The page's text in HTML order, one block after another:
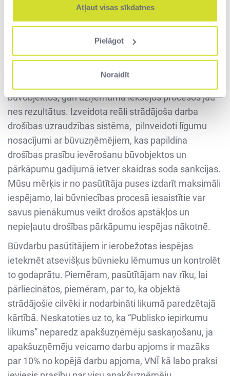
Atļaut visas sīkdatnes
Pielāgot
Noraidīt
darbiniekus un būvuzņēmējus izglītojošus
pasākumus, tai skaitā sadarbībā ar Valsts darba
projektu īstenošanas posmos.
būvobjektos, gan uzņēmuma iekšējos procesos jau
nes rezultātus. Izveidota reāli strādājoša darba
drošības uzraudzības sistēma, pilnveidoti līgumu
nosacījumi ar būvuzņēmējiem, kas papildina
drošības prasību ievērošanu būvobjektos un
pārkāpumu gadījumā ietver skaidras soda sankcijas.
Mūsu mērķis ir no pasūtītāja puses izdarīt maksimāli
iespējamo, lai būvniecības procesā iesaistītie var
savus pienākumus veikt drošos apstākļos un
nepieļautu drošības pārkāpumu iespējas nākotnē.
Būvdarbu pasūtītājiem ir ierobežotas iespējas
ietekmēt atsevišķus būvnieku lēmumus un kontrolēt
to godaprātu. Piemēram, pasūtītājam nav rīku, lai
pārliecinātos, piemēram, par to, ka objektā
strādājošie cilvēki ir nodarbināti likumā paredzētajā
kārtībā. Neskatoties uz to, ka “Publisko iepirkumu
likums” neparedz apakšuzņēmēju saskaņošanu, ja
apakšuzņēmēju veicamo darbu apjoms ir mazāks
par 10% no kopējā darbu apjoma, VNĪ kā labo praksi